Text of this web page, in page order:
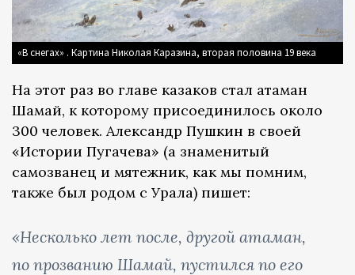
«В снегах» . Картина Николая Каразина, вторая половина 19 века
На этот раз во главе казаков стал атаман
Шамай, к которому присоединилось около
300 человек. Александр Пушкин в своей
«Истории Пугачева» (а знаменитый
самозванец и мятежник, как мы помним,
также был родом с Урала) пишет:
«Несколько лет после, другой атаман,
по прозванию Шамай, пустился по его